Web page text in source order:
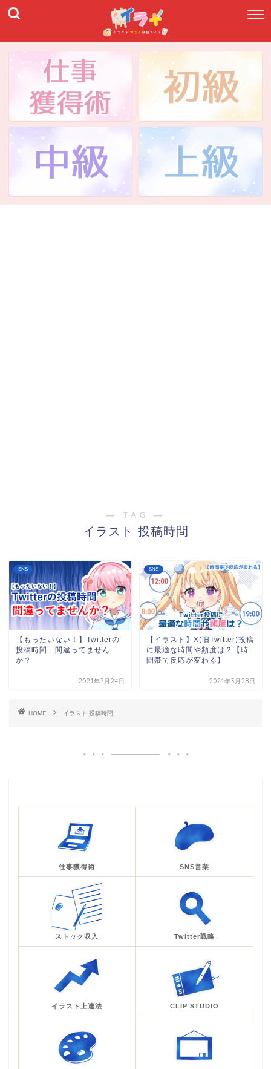
― TAG ―
イラスト 投稿時間
SNS
【もったいない！】Twitterの
投稿時間…間違ってません
か？
2021年7月24日
SNS
【イラスト】X(旧Twitter)投稿
に最適な時間や頻度は？【時
間帯で反応が変わる】
2021年3月28日
HOME イラスト 投稿時間
仕事獲得術 SNS営業
ストック収入 Twitter戦略
イラスト上達法 CLIP STUDIO